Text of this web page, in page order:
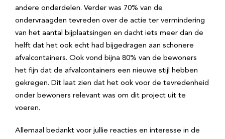
andere onderdelen. Verder was 70% van de
ondervraagden tevreden over de actie ter vermindering
van het aantal bijplaatsingen en dacht iets meer dan de
helft dat het ook echt had bijgedragen aan schonere
afvalcontainers. Ook vond bijna 80% van de bewoners
het fijn dat de afvalcontainers een nieuwe stijl hebben
gekregen. Dit laat zien dat het ook voor de tevredenheid
onder bewoners relevant was om dit project uit te
voeren.
Allemaal bedankt voor jullie reacties en interesse in de